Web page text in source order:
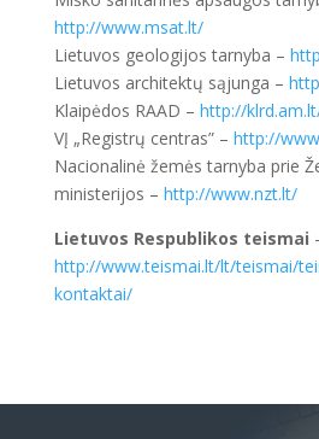
http://www.msat.lt/
Lietuvos geologijos tarnyba –
Lietuvos architektų sąjunga –
Klaipėdos RAAD – http://
VĮ „Registrų centras” – http://
Nacionalinė žemės tarnyba prie
ministerijos – http://www.nzt.lt/
Lietuvos Respublikos teismai
http://www.teismai.lt/lt/teismai/
kontaktai/